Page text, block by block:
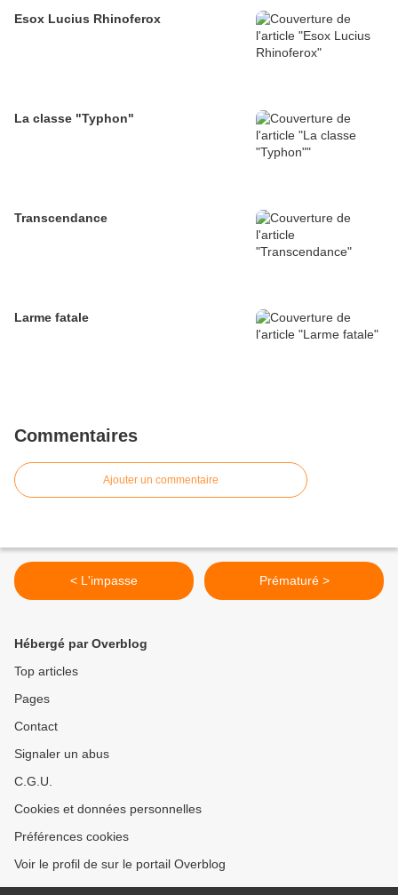
Esox Lucius Rhinoferox
La classe "Typhon"
Transcendance
Larme fatale
Commentaires
Ajouter un commentaire
< L'impasse Prématuré >
Hébergé par Overblog
Top articles
Pages
Contact
Signaler un abus
C.G.U.
Cookies et données personnelles
Préférences cookies
Voir le profil de sur le portail Overblog